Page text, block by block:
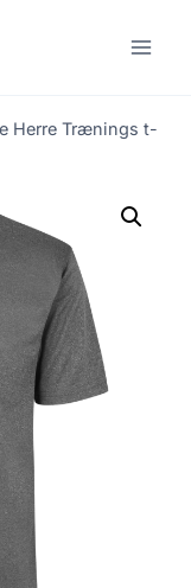
Herre Trænings t-